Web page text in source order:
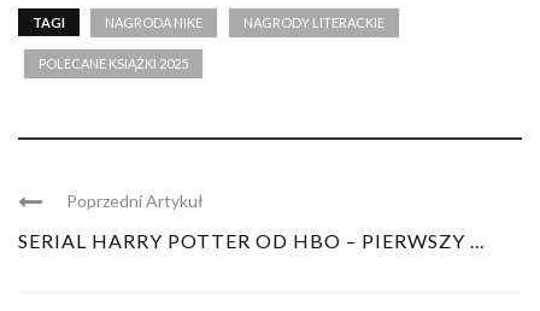
TAGI NAGRODA NIKE NAGRODY LITERACKIE
POLECANE KSIĄŻKI 2025
Poprzedni Artykuł
SERIAL HARRY POTTER OD HBO – PIERWSZY ...